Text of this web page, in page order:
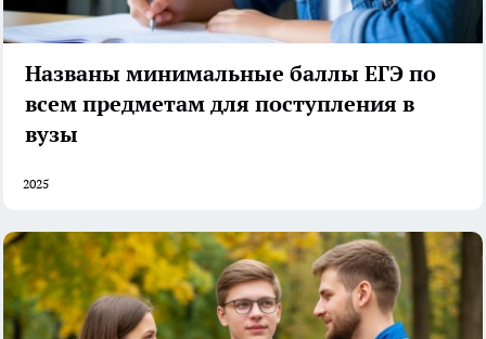
Названы минимальные баллы ЕГЭ по
всем предметам для поступления в
вузы
2025